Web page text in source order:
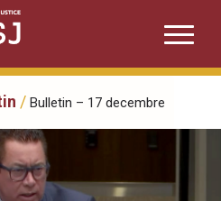
/ Bulletin – 17 decembre